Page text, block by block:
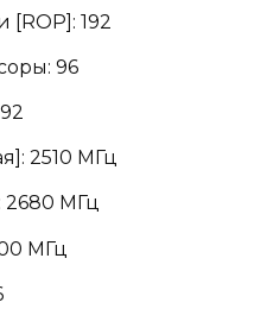
[ROP]: 192
96
2510 МГц
2680 МГц
МГц